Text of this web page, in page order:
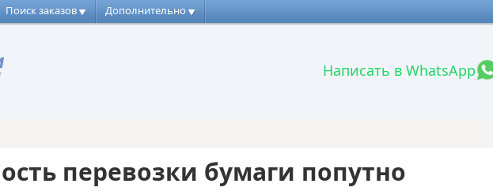
Поиск заказов Дополнительно
Написать в WhatsApp
перевозки бумаги попутно